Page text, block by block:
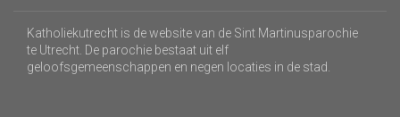
Katholiekutrecht is de website van de Sint Martinusparochie
te Utrecht. De parochie bestaat uit elf
geloofsgemeenschappen en negen locaties in de stad.